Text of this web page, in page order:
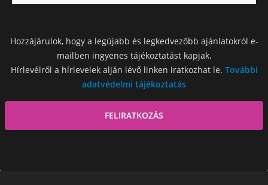
Hozzájárulok, hogy a legújabb és legkedvezőbb ajánlatokról e-
mailben ingyenes tájékoztatást kapjak.
Hírlevélről a hírlevelek alján lévő linken iratkozhat le. További
adatvédelmi tájékoztatás